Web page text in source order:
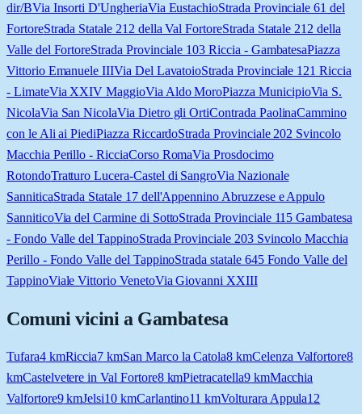
dir/BVia Insorti D'UngheriaVia EustachioStrada Provinciale 61 del
FortoreStrada Statale 212 della Val FortoreStrada Statale 212 della
Valle del FortoreStrada Provinciale 103 Riccia - GambatesaPiazza
Vittorio Emanuele IIIVia Del LavatoioStrada Provinciale 121 Riccia
- LimateVia XXIV MaggioVia Aldo MoroPiazza MunicipioVia S.
NicolaVia San NicolaVia Dietro gli OrtiContrada PaolinaCammino
con le Ali ai PiediPiazza RiccardoStrada Provinciale 202 Svincolo
Macchia Perillo - RicciaCorso RomaVia Prosdocimo
RotondoTratturo Lucera-Castel di SangroVia Nazionale
SanniticaStrada Statale 17 dell'Appennino Abruzzese e Appulo
SanniticoVia del Carmine di SottoStrada Provinciale 115 Gambatesa
- Fondo Valle del TappinoStrada Provinciale 203 Svincolo Macchia
Perillo - Fondo Valle del TappinoStrada statale 645 Fondo Valle del
TappinoViale Vittorio VenetoVia Giovanni XXIII
Comuni vicini a Gambatesa
Tufara4kmRiccia7 kmSan Marco la Catola8 kmCelenza Valfortore8
kmCastelvetere in Val Fortore8kmPietracatella9kmMacchia
Valfortore9kmJelsi10 kmCarlantino11 kmVolturara Appula12